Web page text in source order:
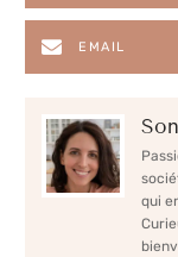
EMAIL
qui